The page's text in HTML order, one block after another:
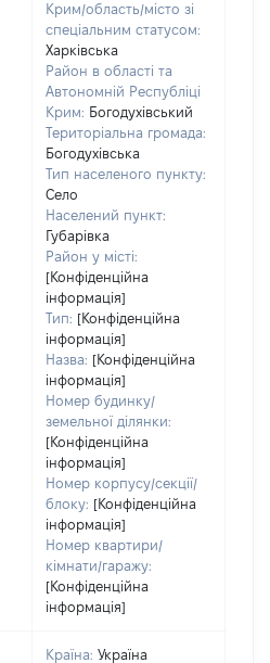
Крим/область/місто зі
спеціальним статусом:
Харківська
Район в області та
Автономній Республіці
Крим: Богодухівський
Територіальна громада:
Богодухівська
Тип населеного пункту:
Село
Населений пункт:
Губарівка
Район у місті:
[Конфіденційна
інформація]
Тип: [Конфіденційна
інформація]
Назва: [Конфіденційна
інформація]
Номер будинку/
земельної ділянки:
[Конфіденційна
інформація]
Номер корпусу/секції/
блоку: [Конфіденційна
інформація]
Номер квартири/
кімнати/гаражу:
[Конфіденційна
інформація]
Країна: Україна